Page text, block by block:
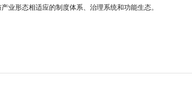
业形态相适应的制度体系、治理系统和功能生态。